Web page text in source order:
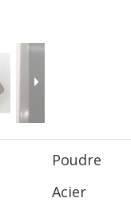
Poudre
Acier